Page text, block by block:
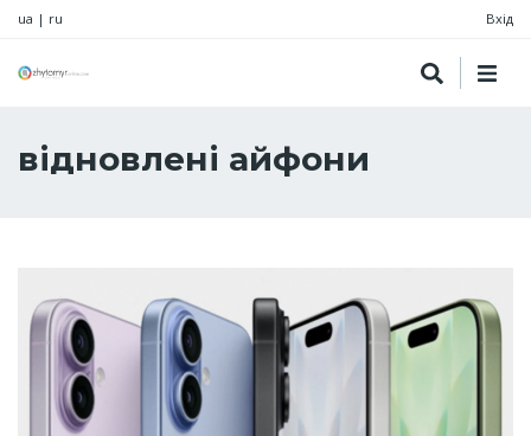
ua | ru Вхід
відновлені айфони